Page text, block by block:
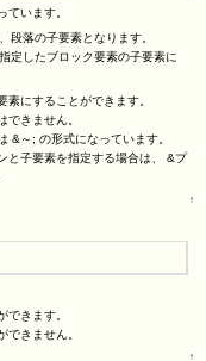
ています。
段落の子要素となります。
定したブロック要素の子要素に
にすることができます。
できません。
&～; の形式になっています。
と子要素を指定する場合は、 &プ
↑
できます。
きません。
↑